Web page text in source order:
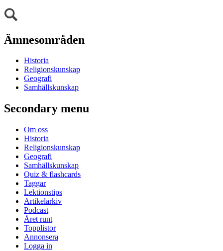
Ämnesområden
Historia
Religionskunskap
Geografi
Samhällskunskap
Secondary menu
Om oss
Historia
Religionskunskap
Geografi
Samhällskunskap
Quiz & flashcards
Taggar
Lektionstips
Artikelarkiv
Podcast
Året runt
Topplistor
Annonsera
Logga in